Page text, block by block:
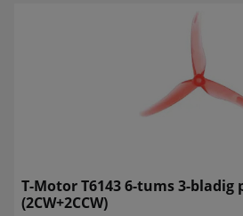
T-Motor T6143 6-tums 3-
(2CW+2CCW)